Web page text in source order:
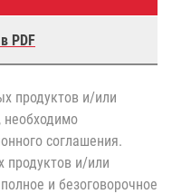
продуктов и/или
необходимо
соглашения.
продуктов и/или
и безоговорочное
PDF